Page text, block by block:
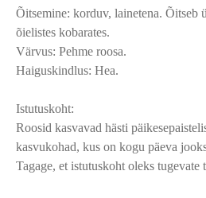
Õitsemine: korduv, lainetena. Õitseb
õielistes kobarates.
Värvus: Pehme roosa.
Haiguskindlus: Hea.
Istutuskoht:
Roosid kasvavad hästi
kasvukohad, kus on kogu päeva
Tagage, et istutuskoht oleks tugevate